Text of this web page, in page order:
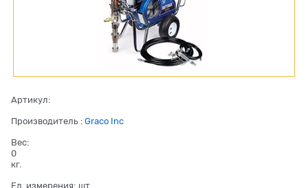
Артикул:
Производитель : Graco Inc
Вес:
0
кг.
Ед. измерения: шт